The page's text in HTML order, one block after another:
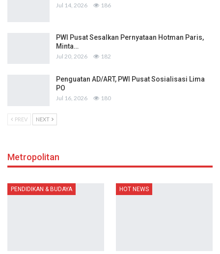
Jul 14, 2026 186
PWI Pusat Sesalkan Pernyataan Hotman Paris,
Minta…
Jul 20, 2026 182
Penguatan AD/ART, PWI Pusat Sosialisasi Lima
PO
Jul 16, 2026 180
PREV NEXT
Metropolitan
PENDIDIKAN & BUDAYA HOT NEWS